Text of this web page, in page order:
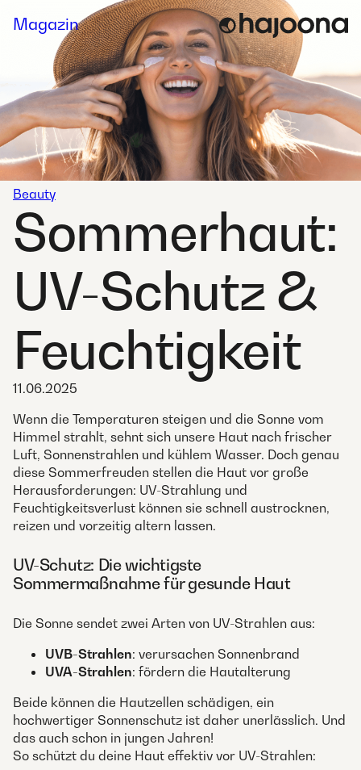
Magazin
Beauty
Sommerhaut:
UV-Schutz &
Feuchtigkeit
11.06.2025
Wenn die Temperaturen steigen und die Sonne vom
Himmel strahlt, sehnt sich unsere Haut nach frischer
Luft, Sonnenstrahlen und kühlem Wasser. Doch genau
diese Sommerfreuden stellen die Haut vor große
Herausforderungen: UV-Strahlung und
Feuchtigkeitsverlust können sie schnell austrocknen,
reizen und vorzeitig altern lassen.
UV-Schutz: Die wichtigste
Sommermaßnahme für gesunde Haut
Die Sonne sendet zwei Arten von UV-Strahlen aus:
UVB-Strahlen: verursachen Sonnenbrand
UVA-Strahlen: fördern die Hautalterung
Beide können die Hautzellen schädigen, ein
hochwertiger Sonnenschutz ist daher unerlässlich. Und
das auch schon in jungen Jahren!
So schützt du deine Haut effektiv vor UV-Strahlen: